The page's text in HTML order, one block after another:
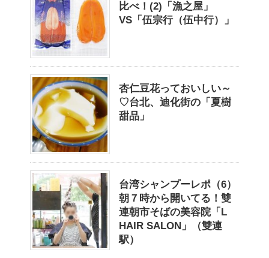
比べ！(2)「漁之屋」
VS「伍宗行（伍中行）」
杏仁豆花っておいしい～
♡台北、迪化街の「夏樹
甜品」
台湾シャンプーレポ（6）
朝７時から開いてる！雙
連朝市そばの美容院「L
HAIR SALON」（雙連
駅）